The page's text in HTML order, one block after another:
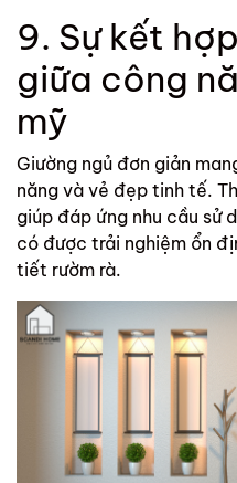
9. Sự kết
giữa công
mỹ
Giường ngủ đơn giản
năng và vẻ đẹp tinh tế.
giúp đáp ứng nhu cầu sử
có được trải nghiệm ổn
tiết rườm rà.